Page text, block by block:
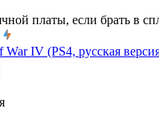
платы, если брать в
IV (PS4, русская